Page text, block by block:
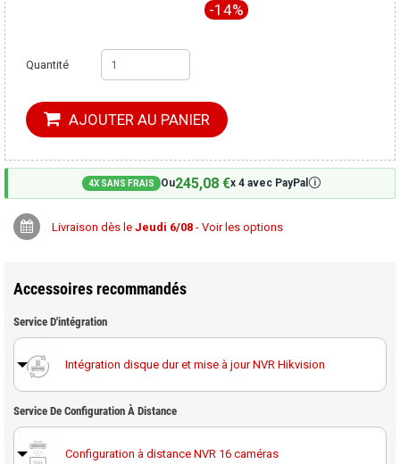
-14%
Quantité
AJOUTER AU PANIER
4X SANS FRAIS Ou245,08 €x 4 avec PayPal🛈
Livraison dès le Jeudi 6/08 - Voir les options
Accessoires recommandés
Service D'intégration
Intégration disque dur et mise à jour NVR Hikvision
Service De Configuration À Distance
Configuration à distance NVR 16 caméras